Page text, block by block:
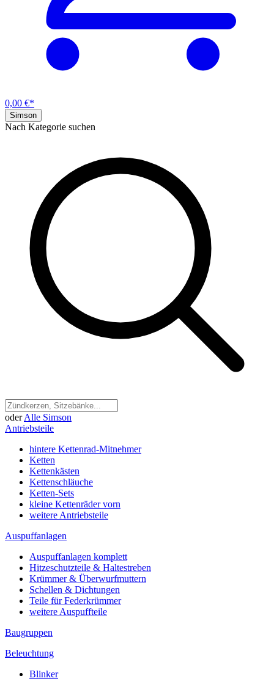
0,00 €*
Simson
Nach Kategorie suchen
oder Alle Simson
Antriebsteile
hintere Kettenrad-Mitnehmer
Ketten
Kettenkästen
Kettenschläuche
Ketten-Sets
kleine Kettenräder vorn
weitere Antriebsteile
Auspuffanlagen
Auspuffanlagen komplett
Hitzeschutzteile & Haltestreben
Krümmer & Überwurfmuttern
Schellen & Dichtungen
Teile für Federkrümmer
weitere Auspuffteile
Baugruppen
Beleuchtung
Blinker